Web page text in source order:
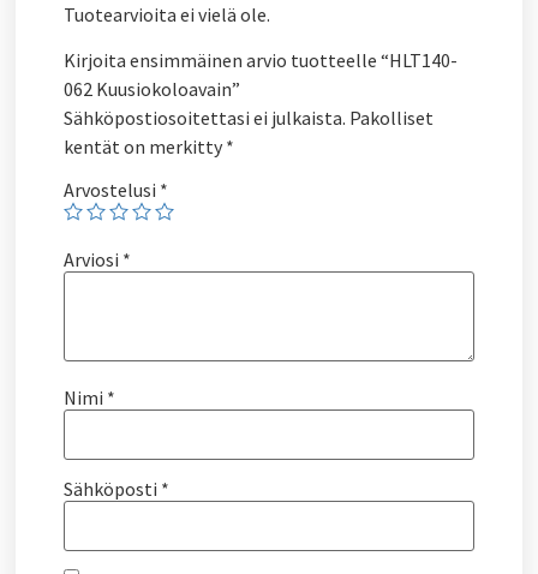
Tuotearvioita ei vielä ole.
Kirjoita ensimmäinen arvio tuotteelle “HLT140-
062 Kuusiokoloavain”
Sähköpostiosoitettasi ei julkaista. Pakolliset
kentät on merkitty *
Arvostelusi *
Arviosi *
Nimi *
Sähköposti *